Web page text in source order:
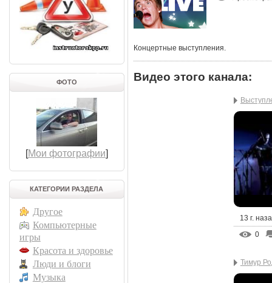
ФОТО
[Мои фотографии]
КАТЕГОРИИ РАЗДЕЛА
Другое
Компьютерные
игры
Красота и здоровье
Люди и блоги
Музыка
Концертные выступления.
Видео этого канала:
13 г.
0
Тимур